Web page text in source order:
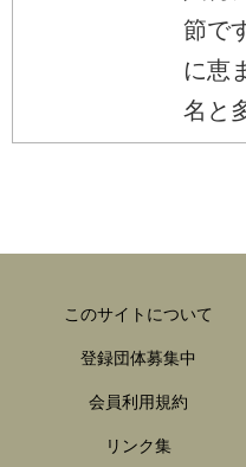
節で
に恵
名と
このサイトについて
登録団体募集中
会員利用規約
リンク集